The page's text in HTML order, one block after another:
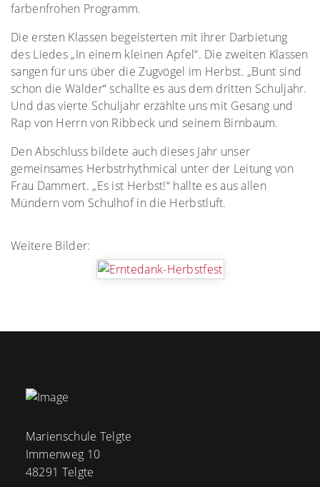
farbenfrohen Programm.
Die ersten Klassen begeisterten mit ihrer Darbietung
des Liedes „In einem kleinen Apfel“. Die zweiten Klassen
sangen für uns über die Zugvögel im Herbst. „Bunt sind
schon die Wälder“ schallte es aus dem dritten Schuljahr.
Und das vierte Schuljahr erzählte uns mit Gesang und
Rap von Herrn von Ribbeck und seinem Birnbaum.
Den Abschluss bildete auch dieses Jahr unser
gemeinsames Herbstrhythmical unter der Leitung von
Frau Dammert. „Es ist Herbst!“ hallte es aus allen
Mündern vom Schulhof in die Herbstluft.
Weitere Bilder:
Marienschule Telgte
Immenweg 10
48291 Telgte